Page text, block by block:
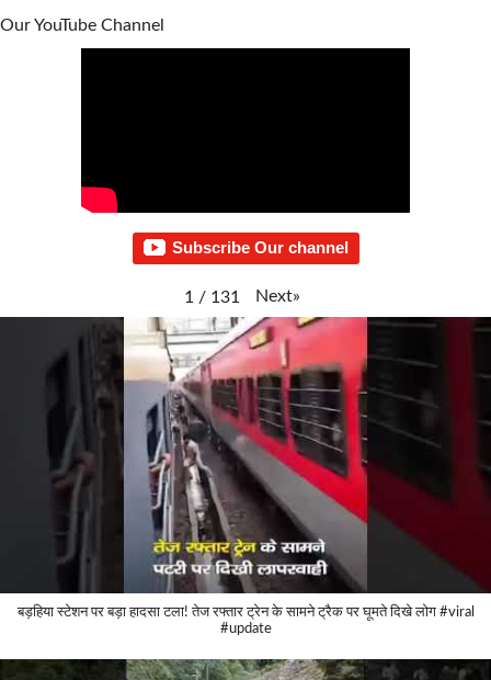
Our YouTube Channel
Subscribe Our channel
1 / 131 Next»
बड़हिया स्टेशन पर बड़ा हादसा टला! तेज रफ्तार ट्रेन के सामने ट्रैक पर घूमते दिखे लोग #viral
#update